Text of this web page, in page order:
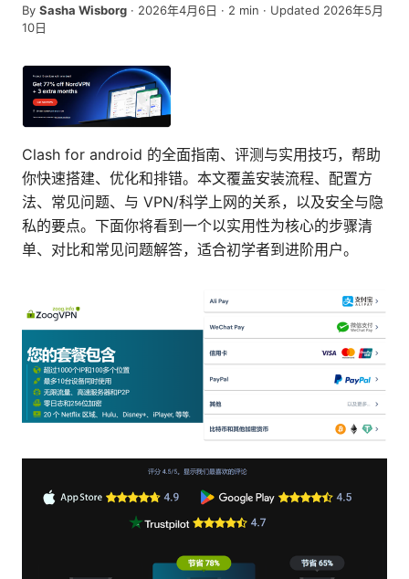
By Sasha Wisborg · 2026年4月6日 · 2 min · Updated 2026年5月
10日
Clash for android 的全面指南、评测与实用技巧，帮助
你快速搭建、优化和排错。本文覆盖安装流程、配置方
法、常见问题、与 VPN/科学上网的关系，以及安全与隐
私的要点。下面你将看到一个以实用性为核心的步骤清
单、对比和常见问题解答，适合初学者到进阶用户。